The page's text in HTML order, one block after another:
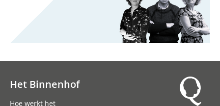
Het Binnenhof
Hoe werkt het